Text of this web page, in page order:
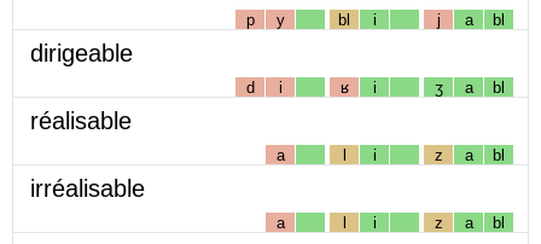
p y bl i j a bl
dirigeable
d i ʁ i ʒ a bl
réalisable
a l i z a bl
irréalisable
a l i z a bl